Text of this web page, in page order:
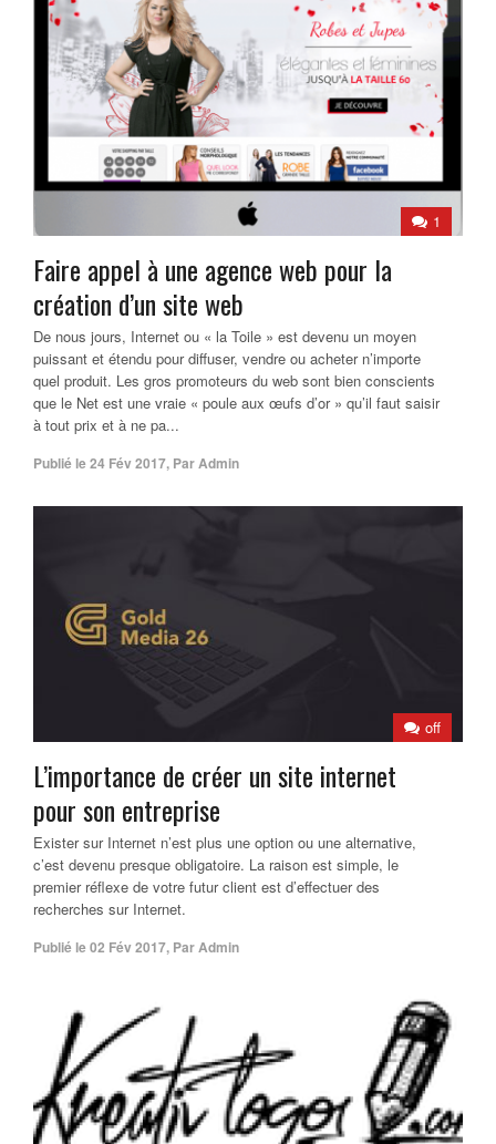
1
Faire appel à une agence web pour la
création d’un site web
De nous jours, Internet ou « la Toile » est devenu un moyen
puissant et étendu pour diffuser, vendre ou acheter n’importe
quel produit. Les gros promoteurs du web sont bien conscients
que le Net est une vraie « poule aux œufs d’or » qu’il faut saisir
à tout prix et à ne pa...
Publié le24 Fév 2017, Par Admin
off
L’importance de créer un site internet
pour son entreprise
Exister sur Internet n’est plus une option ou une alternative,
c’est devenu presque obligatoire. La raison est simple, le
premier réflexe de votre futur client est d’effectuer des
recherches sur Internet.
Publié le02 Fév 2017, ParAdmin